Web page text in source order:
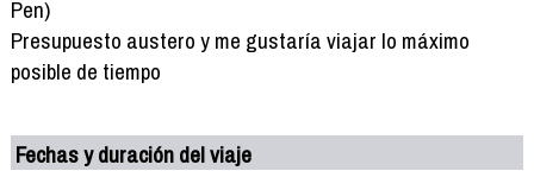
Pen)
Presupuesto austero y me gustaría viajar lo máximo
posible de tiempo
Fechas y duración del viaje